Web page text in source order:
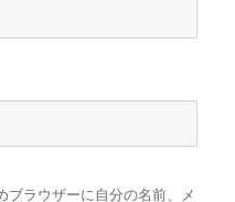
ブラウザーに自分の名前、メ